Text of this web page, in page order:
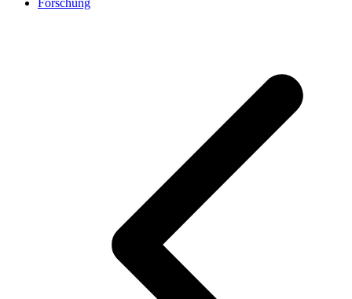
Forschung